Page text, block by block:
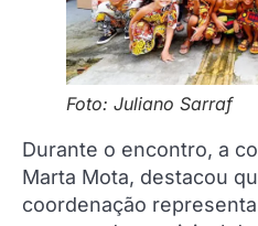
Foto: Juliano Sarraf
Durante o encontro, a
Marta Mota, destacou
coordenação